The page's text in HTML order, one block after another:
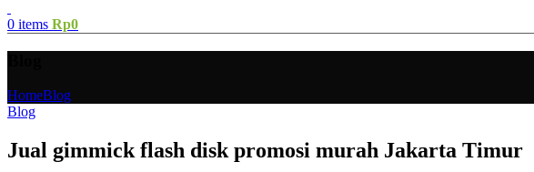
0 items Rp0
HomeBlog
Blog
Jual gimmick flash disk promosi murah Jakarta Timur